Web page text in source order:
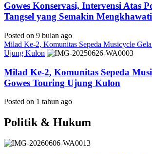
Gowes Konservasi, Intervensi Atas
Tangsel yang Semakin
Posted on 9 bulan ago
Milad Ke-2, Komunitas Sepeda Musicycle
Ujung Kulon
Milad Ke-2, Komunitas Sepeda
Gowes Touring Ujung Kulon
Posted on 1 tahun ago
Politik & Hukum